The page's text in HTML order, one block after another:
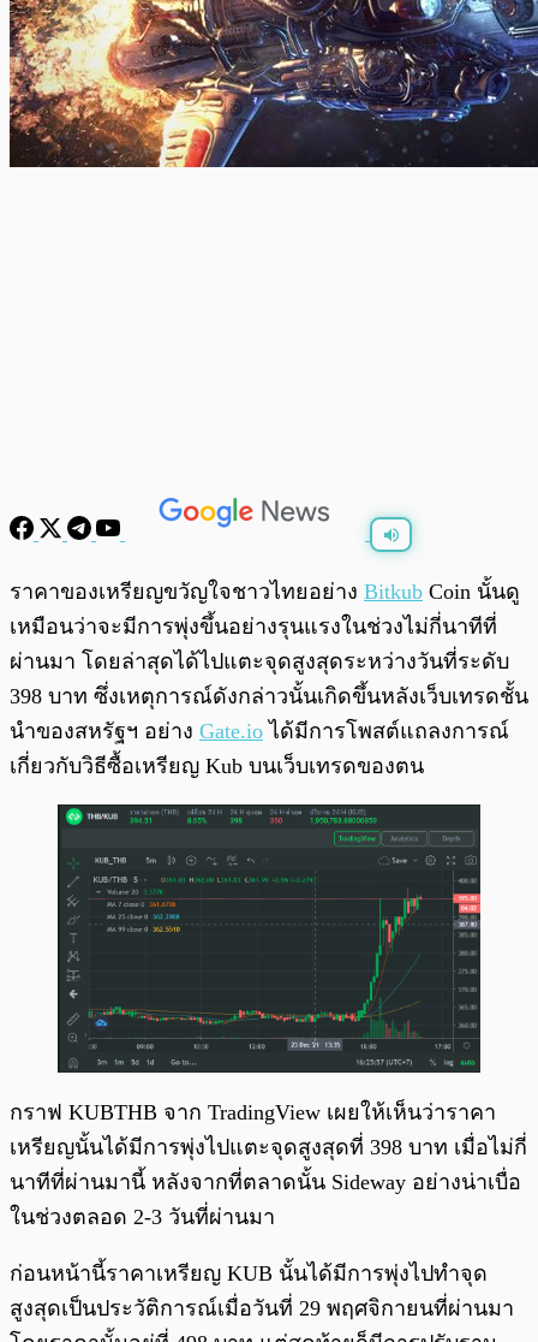
พร้อมเล่น 0:00
ราคาของเหรียญขวัญใจชาวไทยอย่าง Bitkub Coin นั้นดู
เหมือนว่าจะมีการพุ่งขึ้นอย่างรุนแรงในช่วงไม่กี่นาทีที่
ผ่านมา โดยล่าสุดได้ไปแตะจุดสูงสุดระหว่างวันที่ระดับ
398 บาท ซึ่งเหตุการณ์ดังกล่าวนั้นเกิดขึ้นหลังเว็บเทรดชั้น
นำของสหรัฐฯ อย่าง Gate.io ได้มีการโพสต์แถลงการณ์
เกี่ยวกับวิธีซื้อเหรียญ Kub บนเว็บเทรดของตน
กราฟ KUBTHB จาก TradingView เผยให้เห็นว่าราคา
เหรียญนั้นได้มีการพุ่งไปแตะจุดสูงสุดที่ 398 บาท เมื่อไม่กี่
นาทีที่ผ่านมานี้ หลังจากที่ตลาดนั้น Sideway อย่างน่าเบื่อ
ในช่วงตลอด 2-3 วันที่ผ่านมา
ก่อนหน้านี้ราคาเหรียญ KUB นั้นได้มีการพุ่งไปทำจุด
สูงสุดเป็นประวัติการณ์เมื่อวันที่ 29 พฤศจิกายนที่ผ่านมา